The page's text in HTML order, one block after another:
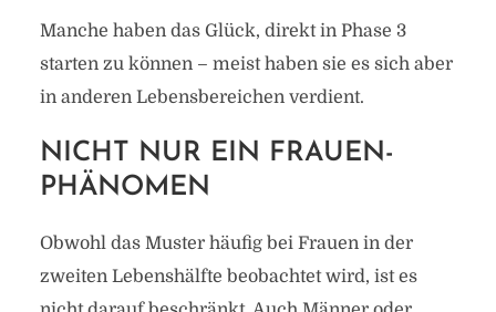
Manche haben das Glück, direkt in Phase 3
starten zu können – meist haben sie es sich aber
in anderen Lebensbereichen verdient.
NICHT NUR EIN FRAUEN-
PHÄNOMEN
Obwohl das Muster häufig bei Frauen in der
zweiten Lebenshälfte beobachtet wird, ist es